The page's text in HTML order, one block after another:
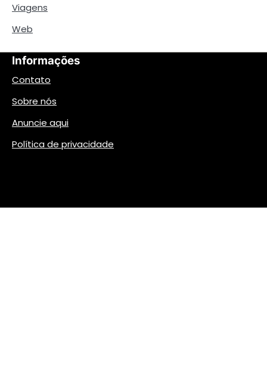
Viagens
Web
Informações
Contato
Sobre nós
Anuncie aqui
Política de privacidade